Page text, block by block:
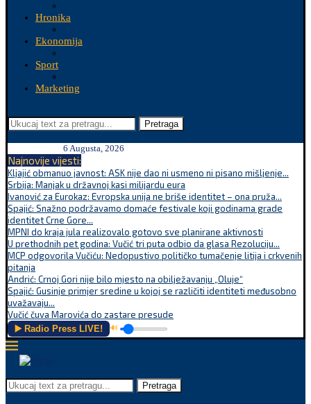
Hronika
Ekonomija
Sport
Marketing
Pretraga
6 Augusta, 2026
Najnovije vijesti:
Kljajić obmanuo javnost: ASK nije dao ni usmeno ni pisano mišljenje...
Srbija: Manjak u državnoj kasi milijardu eura
Ivanović za Eurokaz: Evropska unija ne briše identitet – ona pruža...
Spajić: Snažno podržavamo domaće festivale koji godinama grade
identitet Crne Gore...
MPNI do kraja jula realizovalo gotovo sve planirane aktivnosti
U prethodnih pet godina: Vučić tri puta odbio da glasa Rezoluciju...
MCP odgovorila Vučiću: Nedopustivo političko tumačenje litija i crkvenih
pitanja
Andrić: Crnoj Gori nije bilo mjesto na obilježavanju „Oluje“
Spajić: Gusinje primjer sredine u kojoj se različiti identiteti međusobno
uvažavaju...
Vučić čuva Marovića do zastare presude
▶️ Radio Press LIVE! 🔊
Pretraga